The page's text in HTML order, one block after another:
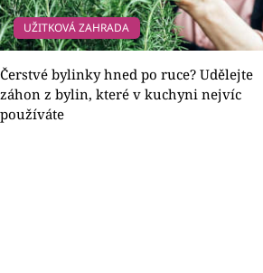
UŽITKOVÁ ZAHRADA
Čerstvé bylinky hned po ruce? Udělejte
záhon z bylin, které v kuchyni nejvíc
používáte